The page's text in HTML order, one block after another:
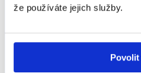
že používáte jejich služby.
Povolit